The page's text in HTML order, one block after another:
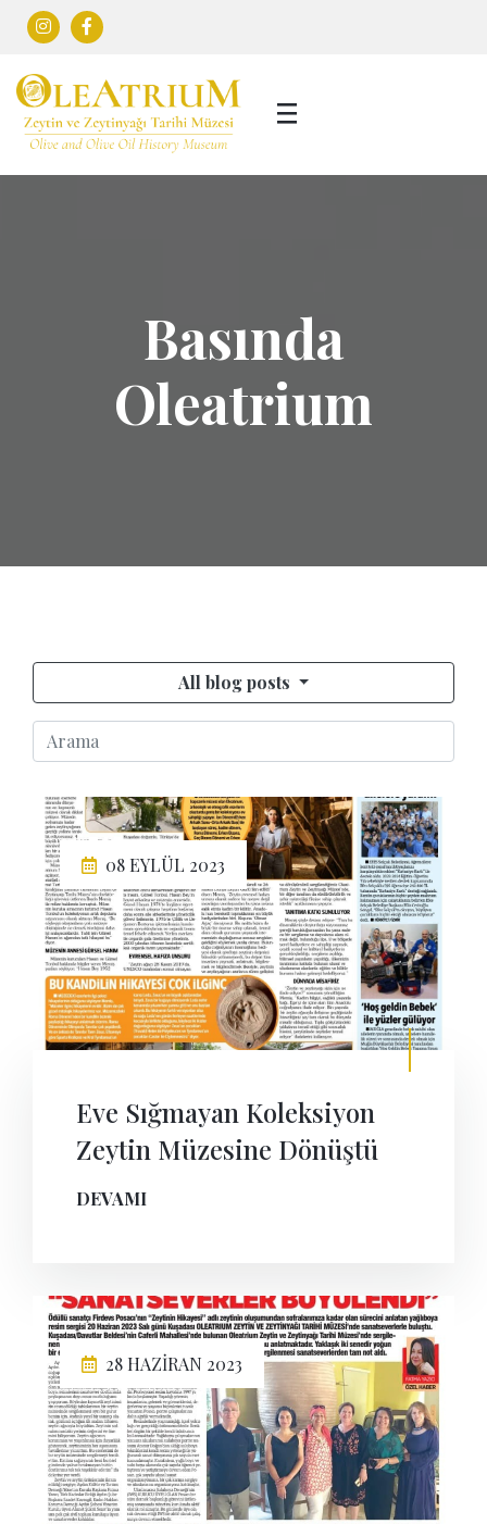
Basında
Oleatrium
All blog posts
08 EYLÜL 2023
Eve Sığmayan Koleksiyon
Zeytin Müzesine Dönüştü
DEVAMI
28 HAZIRAN 2023